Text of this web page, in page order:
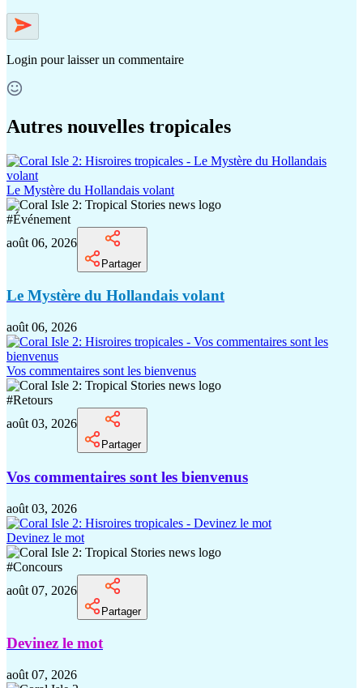
Login pour laisser un commentaire
Autres nouvelles tropicales
Le Mystère du Hollandais volant
#Événement
août 06, 2026
Partager
Le Mystère du Hollandais volant
août 06, 2026
Vos commentaires sont les bienvenus
#Retours
août 03, 2026
Partager
Vos commentaires sont les bienvenus
août 03, 2026
Devinez le mot
#Concours
août 07, 2026
Partager
Devinez le mot
août 07, 2026